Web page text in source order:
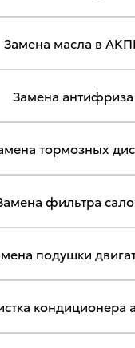
Замена масла в
Замена антифриза
тормозных
фильтра
подушки
кондиционера